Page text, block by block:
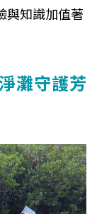
與知識加值著
灘守護芳